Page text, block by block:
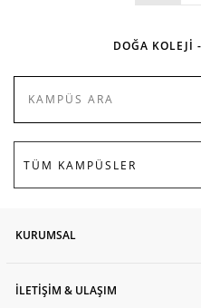
DOĞA KOLEJİ
KURUMSAL
İLETİŞİM & ULAŞIM